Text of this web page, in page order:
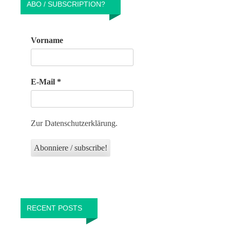
ABO / SUBSCRIPTION?
Vorname
E-Mail *
Zur Datenschutzerklärung.
RECENT POSTS